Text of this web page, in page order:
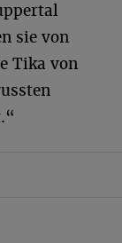
sie von
Tika von